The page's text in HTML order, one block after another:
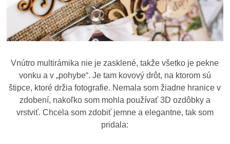
Vnútro multirámika nie je zasklené, takže všetko je pekne
vonku a v „pohybe“. Je tam kovový drôt, na ktorom sú
štipce, ktoré držia fotografie. Nemala som žiadne hranice v
zdobení, nakoľko som mohla používať 3D ozdôbky a
vrstviť. Chcela som zdobiť jemne a elegantne, tak som
pridala: